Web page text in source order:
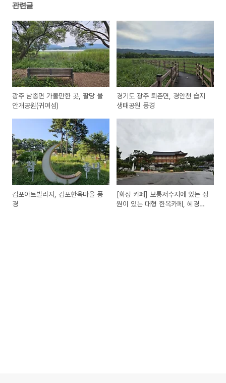
관련글
광주 남종면 가볼만한 곳, 팔당 물
안개공원(귀여섬)
경기도 광주 퇴촌면, 경안천 습지
생태공원 풍경
김포아트빌리지, 김포한옥마을 풍
경
[화성 카페] 보통저수지에 있는 정
원이 있는 대형 한옥카페, 혜경궁